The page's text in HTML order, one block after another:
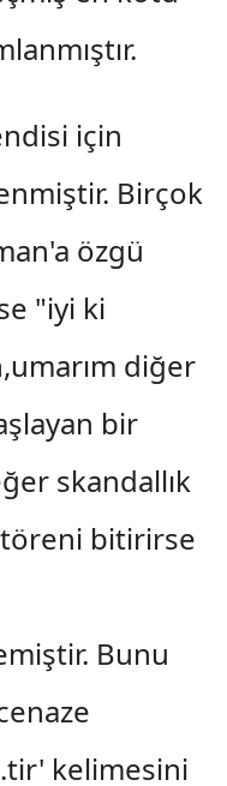
için
Birçok
özgü
"iyi ki
diğer
bir
skandallık
bitirirse
Bunu
kelimesini